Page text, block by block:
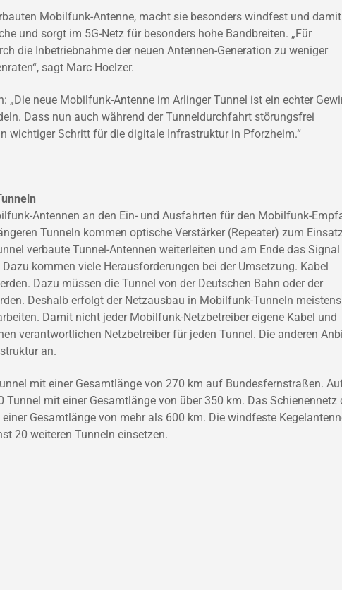
Mobilfunk-Antenne, macht sie besonders windfest und damit
und sorgt im 5G-Netz für besonders hohe Bandbreiten. „Für
die Inbetriebnahme der neuen Antennen-Generation zu weniger
sagt Marc Hoelzer.
„Die neue Mobilfunk-Antenne im Arlinger Tunnel ist ein echter
Dass nun auch während der Tunneldurchfahrt störungsfrei
wichtiger Schritt für die digitale Infrastruktur in Pforzheim.“
Antennen an den Ein- und Ausfahrten für den Mobilfunk-
Tunneln kommen optische Verstärker (Repeater) zum
verbaute Tunnel-Antennen weiterleiten und am Ende das Signal
kommen viele Herausforderungen bei der Umsetzung. Kabel
Dazu müssen die Tunnel von der Deutschen Bahn oder der
Deshalb erfolgt der Netzausbau in Mobilfunk-Tunneln
Damit nicht jeder Mobilfunk-Netzbetreiber eigene Kabel und
verantwortlichen Netzbetreiber für jeden Tunnel. Die anderen
an.
mit einer Gesamtlänge von 270 km auf Bundesfernstraßen.
Tunnel mit einer Gesamtlänge von über 350 km. Das Schienennetz
Gesamtlänge von mehr als 600 km. Die windfeste
20 weiteren Tunneln einsetzen.